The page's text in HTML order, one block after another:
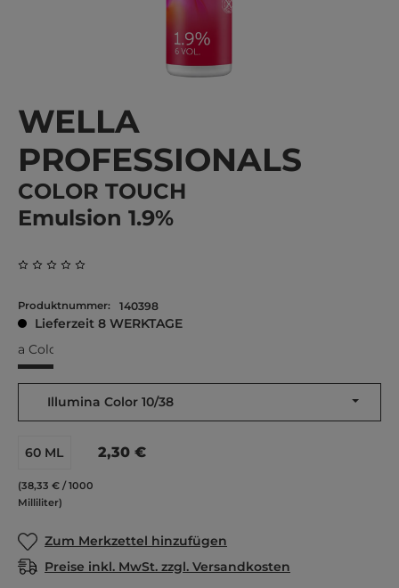
WELLA
PROFESSIONALS
COLOR TOUCH
Emulsion 1.9%
Produktnummer: 140398
Lieferzeit 8 WERKTAGE
Color 10/38
Illumina Color 10/38
60 ML
(38,33 € / 1000
Milliliter)
2,30 €
Zum Merkzettel hinzufügen
Preise inkl. MwSt. zzgl. Versandkosten